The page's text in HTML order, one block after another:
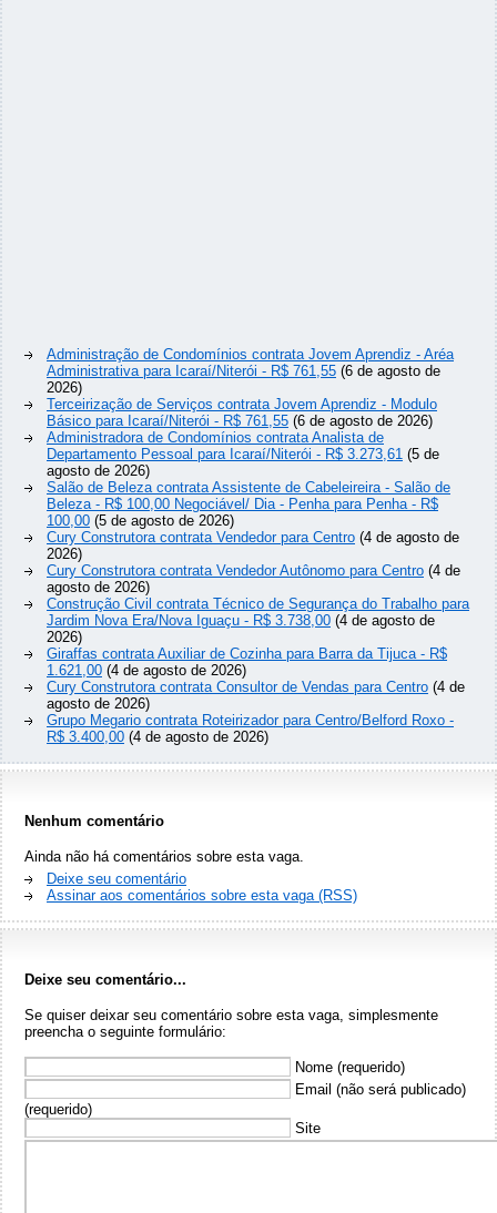
Administração de Condomínios contrata Jovem Aprendiz - Aréa
Administrativa para Icaraí/Niterói - R$ 761,55 (6 de agosto de
2026)
Terceirização de Serviços contrata Jovem Aprendiz - Modulo
Básico para Icaraí/Niterói - R$ 761,55 (6 de agosto de 2026)
Administradora de Condomínios contrata Analista de
Departamento Pessoal para Icaraí/Niterói - R$ 3.273,61 (5 de
agosto de 2026)
Salão de Beleza contrata Assistente de Cabeleireira - Salão de
Beleza - R$ 100,00 Negociável/ Dia - Penha para Penha - R$
100,00 (5 de agosto de 2026)
Cury Construtora contrata Vendedor para Centro (4 de agosto de
2026)
Cury Construtora contrata Vendedor Autônomo para Centro (4 de
agosto de 2026)
Construção Civil contrata Técnico de Segurança do Trabalho para
Jardim Nova Era/Nova Iguaçu - R$ 3.738,00 (4 de agosto de
2026)
Giraffas contrata Auxiliar de Cozinha para Barra da Tijuca - R$
1.621,00 (4 de agosto de 2026)
Cury Construtora contrata Consultor de Vendas para Centro (4 de
agosto de 2026)
Grupo Megario contrata Roteirizador para Centro/Belford Roxo -
R$ 3.400,00 (4 de agosto de 2026)
Nenhum comentário
Ainda não há comentários sobre esta vaga.
Deixe seu comentário
Assinar aos comentários sobre esta vaga (RSS)
Deixe seu comentário...
Se quiser deixar seu comentário sobre esta vaga, simplesmente
preencha o seguinte formulário:
Nome (requerido)
Email (não será publicado)
(requerido)
Site